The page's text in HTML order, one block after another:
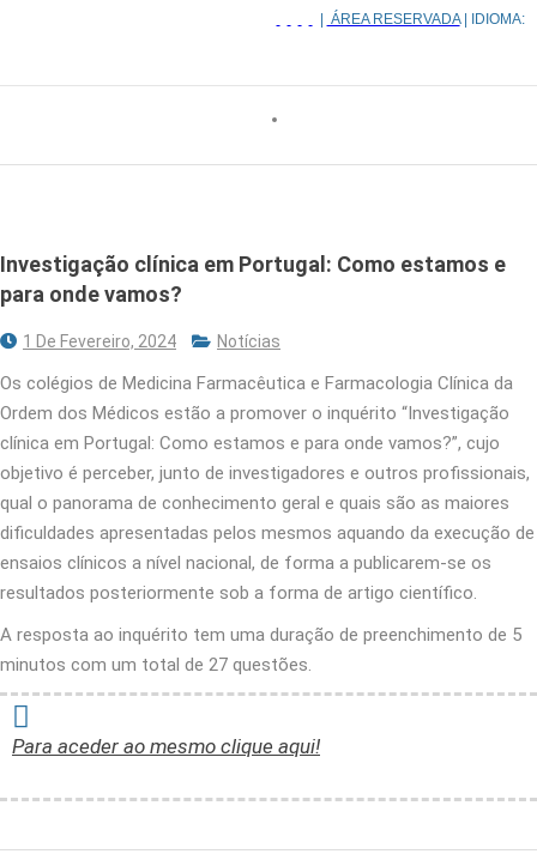
ÁREA RESERVADA| IDIOMA:
Investigação clínica em Portugal: Como estamos e
para onde vamos?
1 De Fevereiro, 2024 Notícias
Os colégios de Medicina Farmacêutica e Farmacologia Clínica da
Ordem dos Médicos estão a promover o inquérito “Investigação
clínica em Portugal: Como estamos e para onde vamos?”, cujo
objetivo é perceber, junto de investigadores e outros profissionais,
qual o panorama de conhecimento geral e quais são as maiores
dificuldades apresentadas pelos mesmos aquando da execução de
ensaios clínicos a nível nacional, de forma a publicarem-se os
resultados posteriormente sob a forma de artigo científico.
A resposta ao inquérito tem uma duração de preenchimento de 5
minutos com um total de 27 questões.
Para aceder ao mesmo clique aqui!